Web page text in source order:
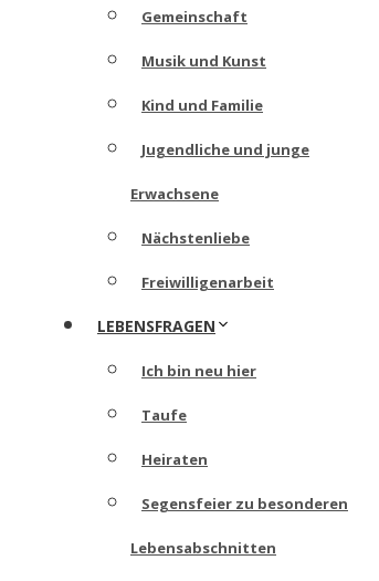
Gemeinschaft
Musik und Kunst
Kind und Familie
Jugendliche und junge
Erwachsene
Nächstenliebe
Freiwilligenarbeit
LEBENSFRAGEN
Ich bin neu hier
Taufe
Heiraten
Segensfeier zu besonderen
Lebensabschnitten